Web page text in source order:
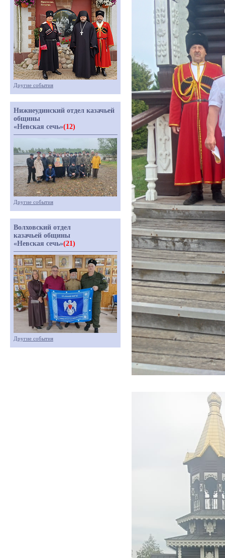
Другие события
Нижнеудинский отдел казачьей
общины
«Невская сечь»(12)
Другие события
Волховский отдел
казачьей общины
«Невская сечь»(21)
Другие события